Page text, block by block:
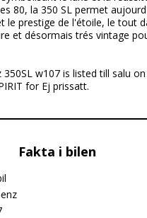
80, la 350 SL permet
le prestige de l'étoile, le tout
et désormais trés vintage
w107 is listed till salu
for Ej prissatt.
Fakta i bilen